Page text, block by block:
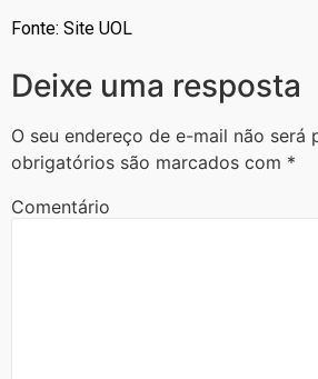
Fonte: Site UOL
Deixe uma resposta
O seu endereço de e-mail não será
obrigatórios são marcados com *
Comentário